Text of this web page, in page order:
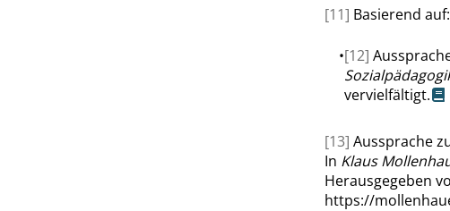
[11] Basierend auf:
•[12]
vervielfältigt.
[13] Aussprache
In Klaus
Herausgegeben
https://